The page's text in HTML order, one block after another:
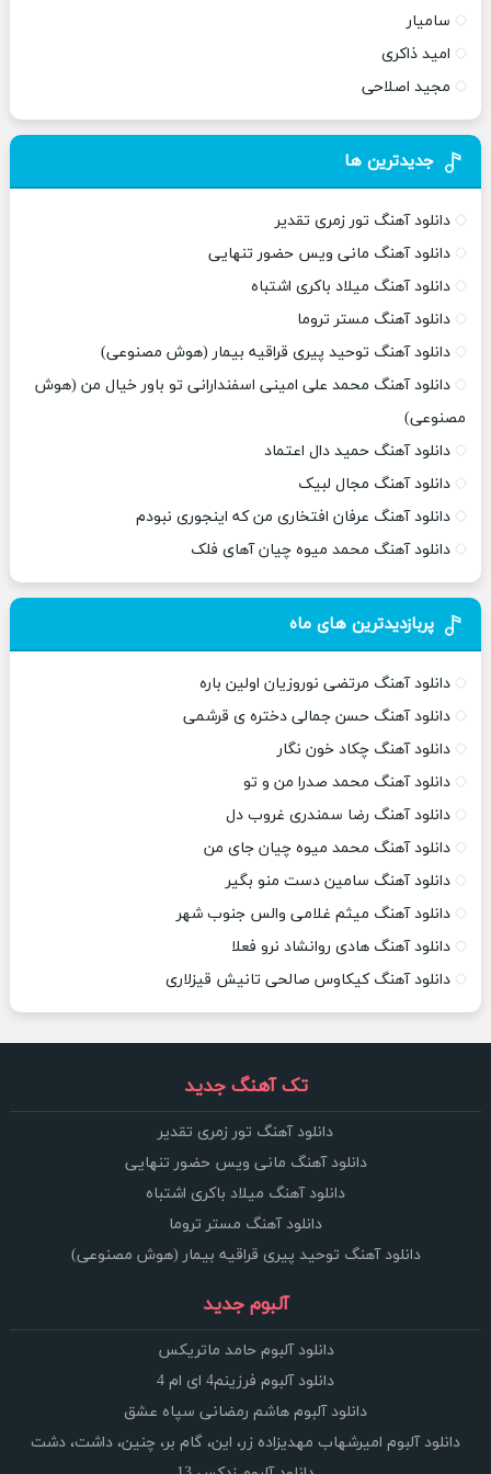
سامیار
امید ذاکری
مجید اصلاحی
جدیدترین ها
دانلود آهنگ تور زمری تقدیر
دانلود آهنگ مانی ویس حضور تنهایی
دانلود آهنگ میلاد باکری اشتباه
دانلود آهنگ مستر تروما
دانلود آهنگ توحید پیری قراقیه بیمار (هوش مصنوعی)
دانلود آهنگ محمد علی امینی اسفندارانی تو باور خیال من (هوش
مصنوعی)
دانلود آهنگ حمید دال اعتماد
دانلود آهنگ مجال لبیک
دانلود آهنگ عرفان افتخاری من که اینجوری نبودم
دانلود آهنگ محمد میوه چیان آهای فلک
پربازدیدترین های ماه
دانلود آهنگ مرتضی نوروزیان اولین باره
دانلود آهنگ حسن جمالی دختره ی قرشمی
دانلود آهنگ چکاد خون نگار
دانلود آهنگ محمد صدرا من و تو
دانلود آهنگ رضا سمندری غروب دل
دانلود آهنگ محمد میوه چیان جای من
دانلود آهنگ سامین دست منو بگیر
دانلود آهنگ میثم غلامی والس جنوب شهر
دانلود آهنگ هادی روانشاد نرو فعلا
دانلود آهنگ کیکاوس صالحی تانیش قیزلاری
تک آهنگ جدید
دانلود آهنگ تور زمری تقدیر
دانلود آهنگ مانی ویس حضور تنهایی
دانلود آهنگ میلاد باکری اشتباه
دانلود آهنگ مستر تروما
دانلود آهنگ توحید پیری قراقیه بیمار (هوش مصنوعی)
آلبوم جدید
دانلود آلبوم حامد ماتریکس
دانلود آلبوم فرزینم4 ای ام 4
دانلود آلبوم هاشم رمضانی سپاه عشق
دانلود آلبوم امیرشهاب مهدیزاده زر، این، گام بر، چنین، داشت، دشت